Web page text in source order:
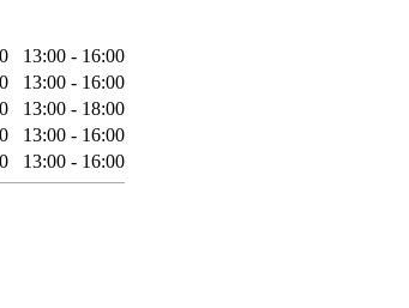
13:00 - 16:00
13:00 - 16:00
13:00 - 18:00
13:00 - 16:00
13:00 - 16:00